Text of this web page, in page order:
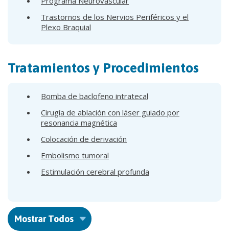
Trastornos de los Nervios Periféricos y el
Plexo Braquial
Tratamientos y Procedimientos
Bomba de baclofeno intratecal
Cirugía de ablación con láser guiado por
resonancia magnética
Colocación de derivación
Embolismo tumoral
Estimulación cerebral profunda
Mostrar Todos